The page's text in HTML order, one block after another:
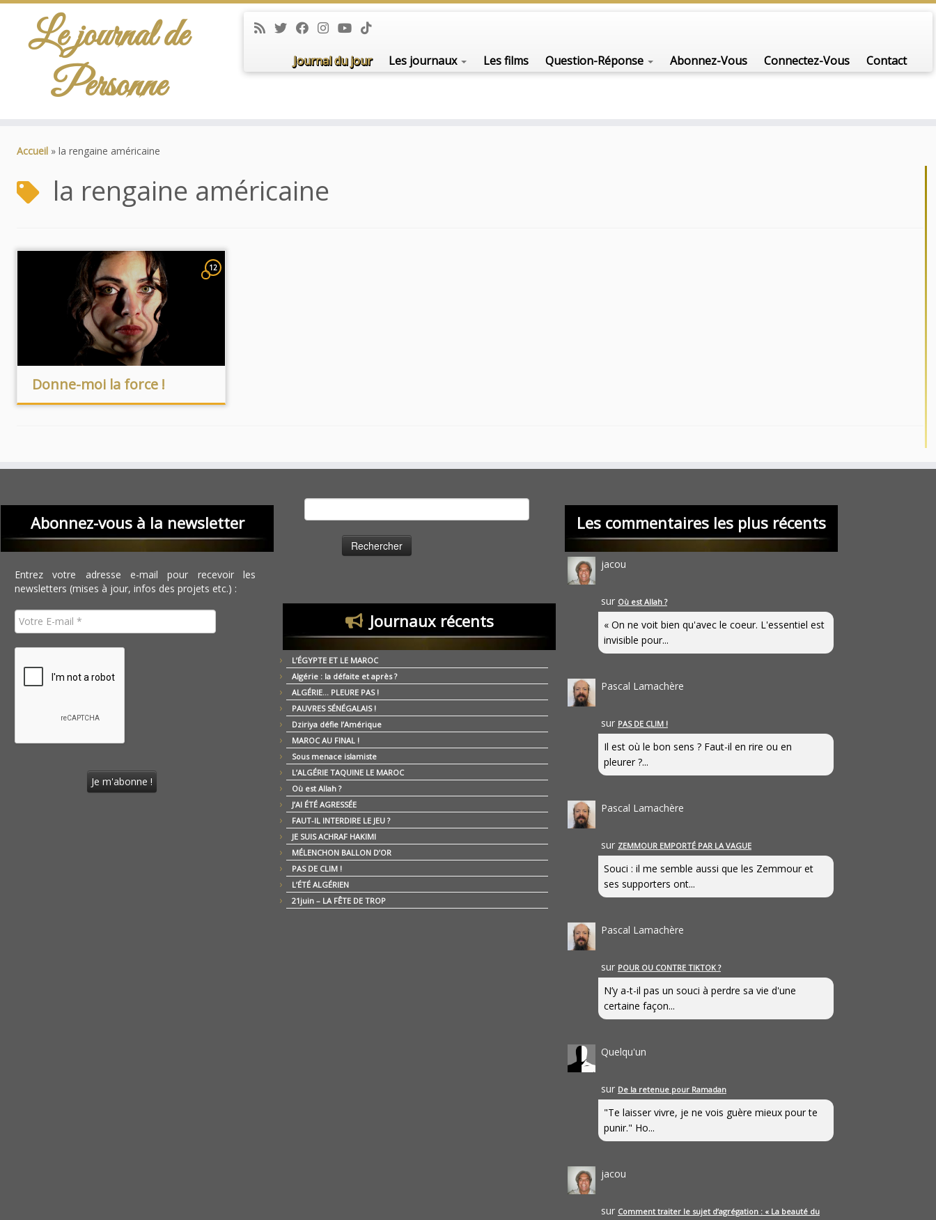
Le journal de
Personne
Journal du jour Les journaux Les films Question-Réponse Abonnez-Vous Connectez-Vous Contact
Accueil » la rengaine américaine
la rengaine américaine
12
Donne-moi la force !
Abonnez-vous à la newsletter
Entrez votre adresse e-mail pour recevoir les
newsletters (mises à jour, infos des projets etc.) :
Journaux récents
L’ÉGYPTE ET LE MAROC
Algérie : la défaite et après ?
ALGÉRIE… PLEURE PAS !
PAUVRES SÉNÉGALAIS !
Dziriya défie l’Amérique
MAROC AU FINAL !
Sous menace islamiste
L’ALGÉRIE TAQUINE LE MAROC
Où est Allah ?
J’AI ÉTÉ AGRESSÉE
FAUT-IL INTERDIRE LE JEU ?
JE SUIS ACHRAF HAKIMI
MÉLENCHON BALLON D’OR
PAS DE CLIM !
L’ÉTÉ ALGÉRIEN
21juin – LA FÊTE DE TROP
Les commentaires les plus récents
jacou
sur Où est Allah ?
« On ne voit bien qu'avec le coeur. L'essentiel est
invisible pour...
Pascal Lamachère
sur PAS DE CLIM !
Il est où le bon sens ? Faut-il en rire ou en
pleurer ?...
Pascal Lamachère
sur ZEMMOUR EMPORTÉ PAR LA VAGUE
Souci : il me semble aussi que les Zemmour et
ses supporters ont...
Pascal Lamachère
sur POUR OU CONTRE TIKTOK ?
N’y a-t-il pas un souci à perdre sa vie d'une
certaine façon...
Quelqu'un
sur De la retenue pour Ramadan
"Te laisser vivre, je ne vois guère mieux pour te
punir." Ho...
jacou
sur Comment traiter le sujet d’agrégation : « La beauté du